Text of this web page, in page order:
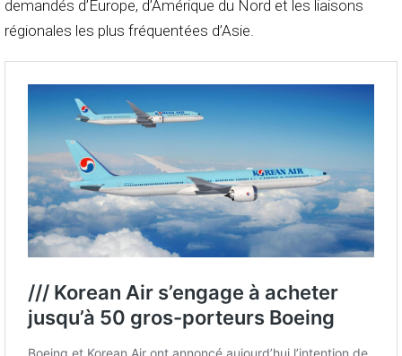
demandés d’Europe, d’Amérique du Nord et les liaisons
régionales les plus fréquentées d’Asie.